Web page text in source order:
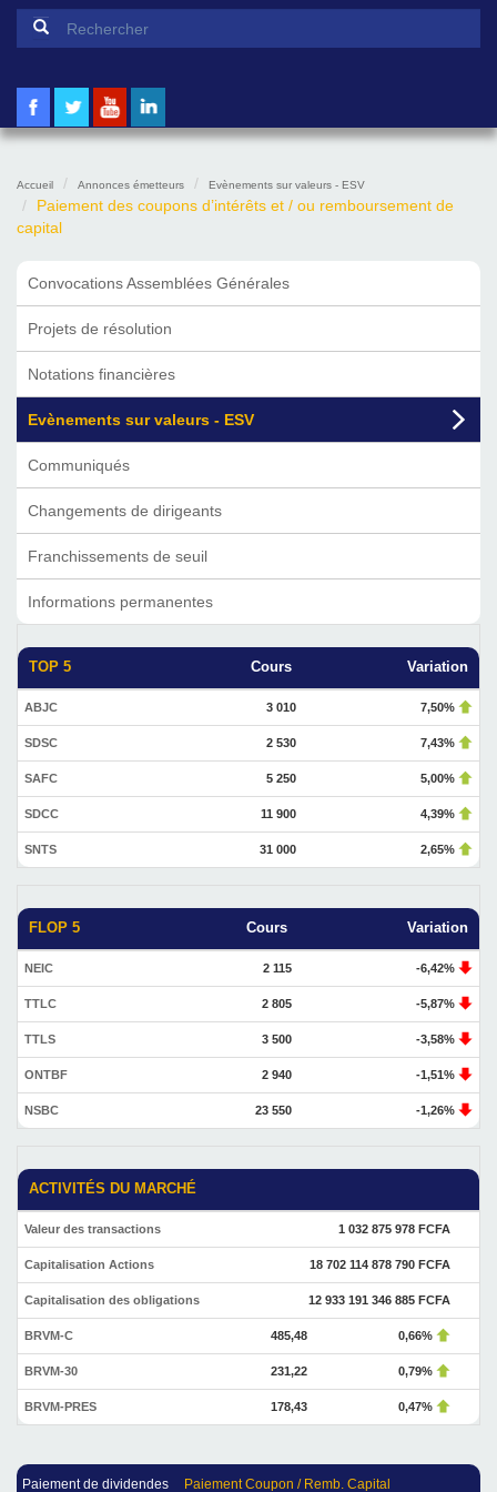
Formulaire de recherche
Accueil Annonces émetteurs Evènements sur valeurs - ESV
Paiement des coupons d’intérêts et / ou remboursement de
capital
Convocations Assemblées Générales
Projets de résolution
Notations financières
Evènements sur valeurs - ESV
Communiqués
Changements de dirigeants
Franchissements de seuil
Informations permanentes
TOP 5 Cours Variation
ABJC 3 010 7,50%
SDSC 2 530 7,43%
SAFC 5 250 5,00%
SDCC 11 900 4,39%
SNTS 31 000 2,65%
FLOP 5 Cours Variation
NEIC 2 115 -6,42%
TTLC 2 805 -5,87%
TTLS 3 500 -3,58%
ONTBF 2 940 -1,51%
NSBC 23 550 -1,26%
ACTIVITÉS DU MARCHÉ
Valeur des transactions 1 032 875 978 FCFA
Capitalisation Actions 18 702 114 878 790 FCFA
Capitalisation des obligations 12 933 191 346 885 FCFA
BRVM-C 485,48 0,66%
BRVM-30 231,22 0,79%
BRVM-PRES 178,43 0,47%
Paiement de dividendes Paiement Coupon / Remb. Capital